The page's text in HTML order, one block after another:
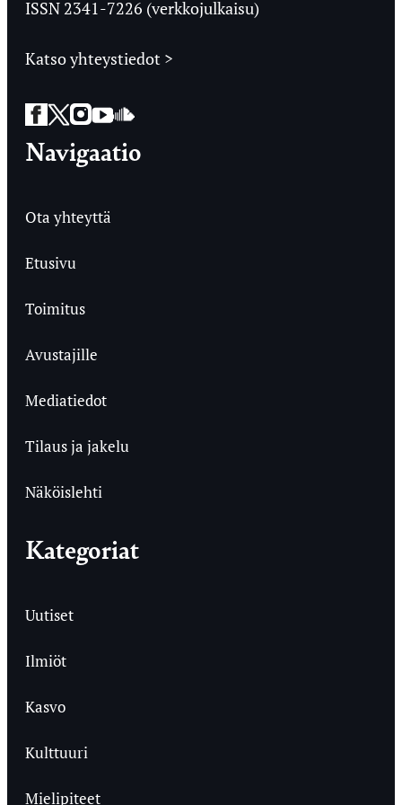
ISSN 2341-7226 (verkkojulkaisu)
Katso yhteystiedot >
Facebook
Twitter
Instagram
YouTube
SoundCloud
Navigaatio
Ota yhteyttä
Etusivu
Toimitus
Avustajille
Mediatiedot
Tilaus ja jakelu
Näköislehti
Kategoriat
Uutiset
Ilmiöt
Kasvo
Kulttuuri
Mielipiteet